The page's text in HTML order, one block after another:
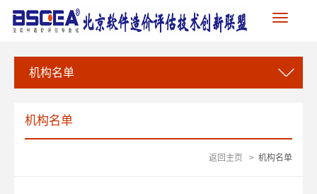
Toggle
navigation
机构名单
机构名单
返回主页 > 机构名单